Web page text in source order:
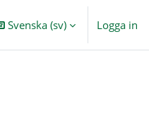
Svenska ‎(sv)‎ Logga in